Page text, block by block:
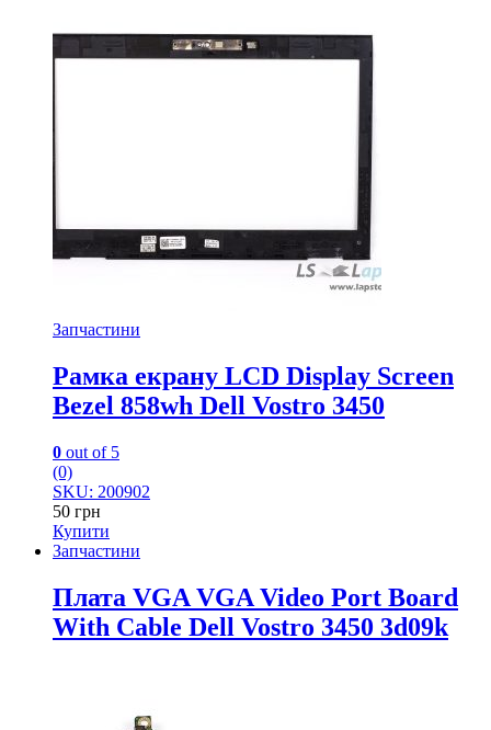
Запчастини
Рамка екрану LCD Display Screen
Bezel 858wh Dell Vostro 3450
0 out of 5
(0)
SKU: 200902
50 грн
Купити
Запчастини
Плата VGA VGA Video Port Board
With Cable Dell Vostro 3450 3d09k